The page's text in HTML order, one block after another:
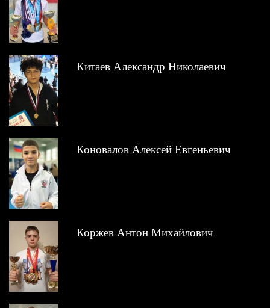
Китаев Александр Николаевич
Коновалов Алексей Евгеньевич
Коржев Антон Михайлович